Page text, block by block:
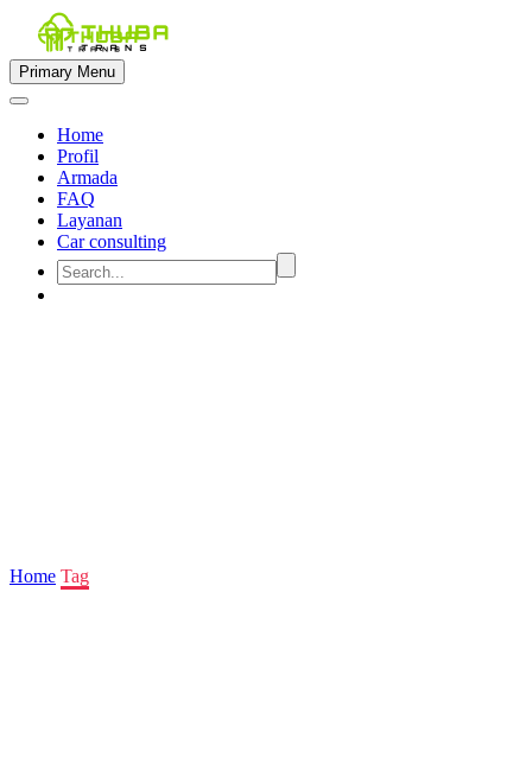
Primary Menu
Home
Profil
Armada
FAQ
Layanan
Car consulting
Home Tag